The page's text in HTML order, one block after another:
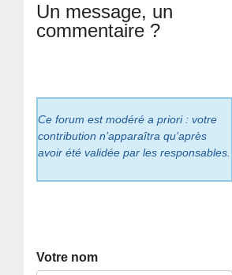
Un message, un
commentaire ?
Ce forum est modéré a priori : votre
contribution n’apparaîtra qu’après
avoir été validée par les responsables.
Votre nom